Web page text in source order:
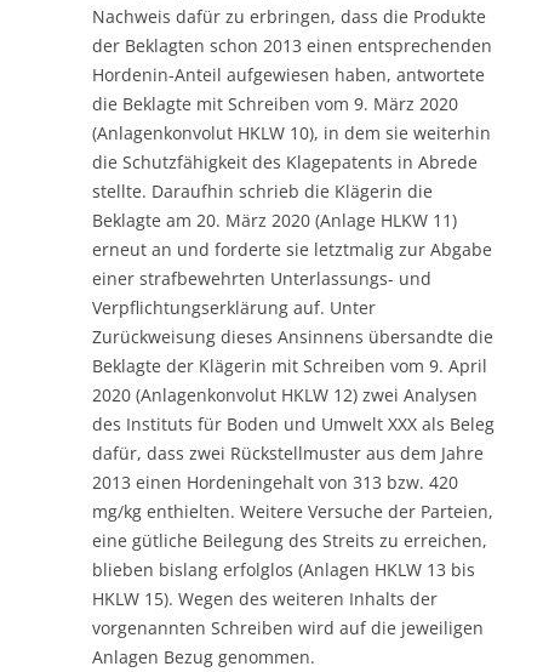
Nachweis dafür zu erbringen, dass die Produkte
der Beklagten schon 2013 einen entsprechenden
Hordenin-Anteil aufgewiesen haben, antwortete
die Beklagte mit Schreiben vom 9. März 2020
(Anlagenkonvolut HKLW 10), in dem sie weiterhin
die Schutzfähigkeit des Klagepatents in Abrede
stellte. Daraufhin schrieb die Klägerin die
Beklagte am 20. März 2020 (Anlage HLKW 11)
erneut an und forderte sie letztmalig zur Abgabe
einer strafbewehrten Unterlassungs- und
Verpflichtungserklärung auf. Unter
Zurückweisung dieses Ansinnens übersandte die
Beklagte der Klägerin mit Schreiben vom 9. April
2020 (Anlagenkonvolut HKLW 12) zwei Analysen
des Instituts für Boden und Umwelt XXX als Beleg
dafür, dass zwei Rückstellmuster aus dem Jahre
2013 einen Hordeningehalt von 313 bzw. 420
mg/kg enthielten. Weitere Versuche der Parteien,
eine gütliche Beilegung des Streits zu erreichen,
blieben bislang erfolglos (Anlagen HKLW 13 bis
HKLW 15). Wegen des weiteren Inhalts der
vorgenannten Schreiben wird auf die jeweiligen
Anlagen Bezug genommen.